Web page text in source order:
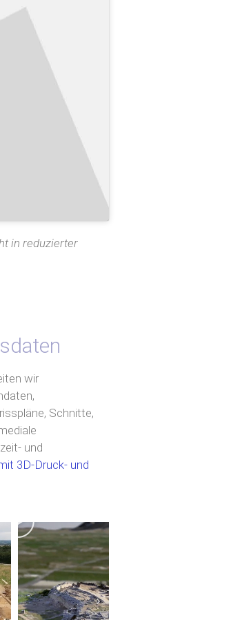
in reduzierter
wir
Schnitte,
und
3D-Druck- und